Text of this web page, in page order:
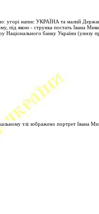
угорі напис УКРАЇНА та малий
під якою - струнка постать Івана
Національного банку України (унизу
тлі зображено портрет